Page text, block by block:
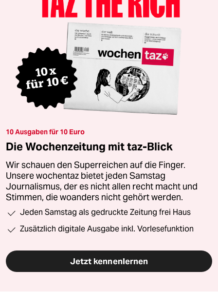
10 Ausgaben für 10 Euro
Die Wochenzeitung mit taz-Blick
Wir schauen den Superreichen auf die Finger.
Unsere wochentaz bietet jeden Samstag
Journalismus, der es nicht allen recht macht und
Stimmen, die woanders nicht gehört werden.
Jeden Samstag als gedruckte Zeitung frei Haus
Zusätzlich digitale Ausgabe inkl. Vorlesefunktion
Jetzt kennenlernen